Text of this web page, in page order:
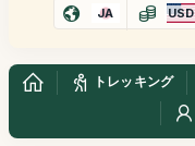
JA USD
トレッキング